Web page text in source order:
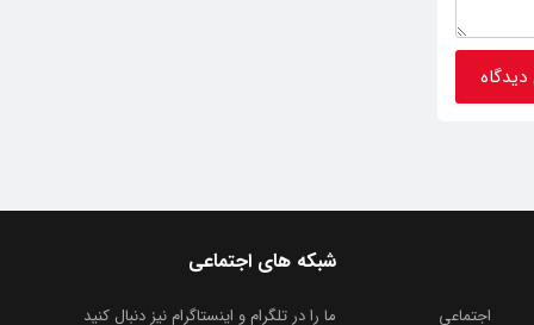
شبکه های اجتماعی
ما را در تلگرام و اینستاگرام نیز دنبال کنید
اجتماعی